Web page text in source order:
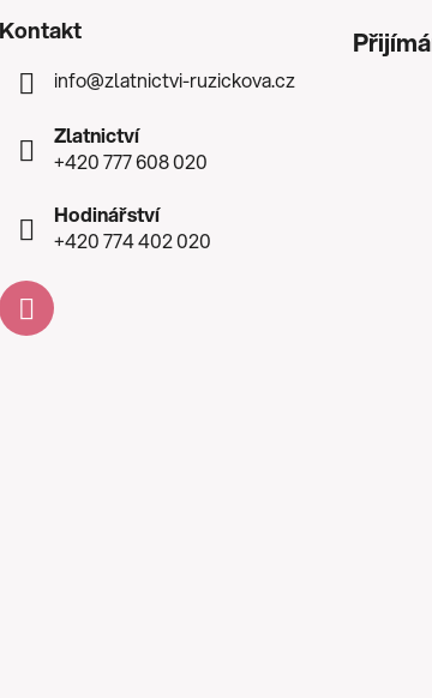
Kontakt
info@zlatnictvi-ruzickova.cz
Zlatnictví
+420 777 608 020
Hodinářství
+420 774 402 020